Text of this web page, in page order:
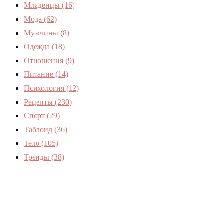
Младенцы (16)
Мода (62)
Мужчины (8)
Одежда (18)
Отношения (9)
Питание (14)
Психология (12)
Рецепты (230)
Спорт (29)
Таблоид (36)
Тело (105)
Тренды (38)